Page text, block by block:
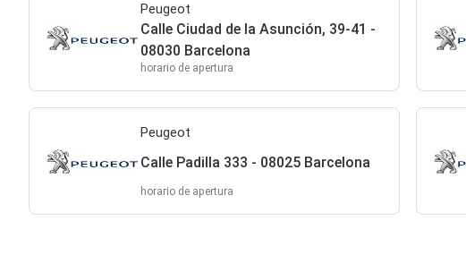
Peugeot
Calle Ciudad de la Asunción, 39-41 -
08030 Barcelona
horario de apertura
Peugeot
Calle Padilla 333 - 08025 Barcelona
horario de apertura